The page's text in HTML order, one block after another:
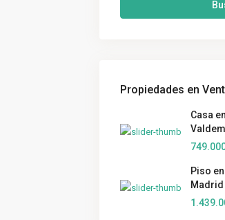
Propiedades en
Casa
Piso
Madrid